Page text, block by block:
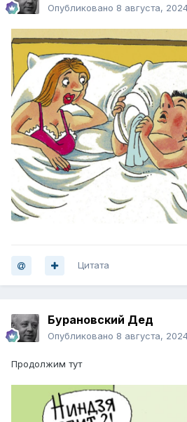
Опубликовано 8 августа,
Цитата
Бурановский Дед
Опубликовано 8 августа,
Продолжим тут